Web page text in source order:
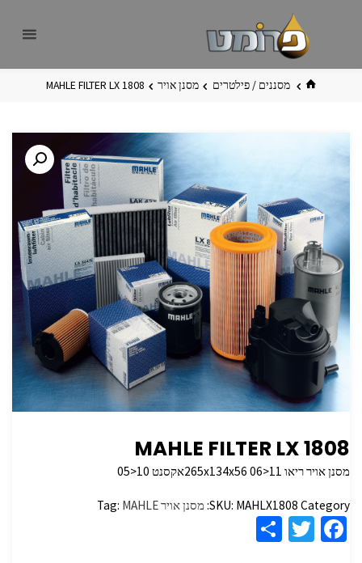
בית מסננים / פילטרים מסנן אויר MAHLE FILTER LX 1808
MAHLE FILTER LX 1808
מסנן אויר ריאו 265x134x56 06>11אקסנט 10<05
SKU: MAHLX1808 Category: מסנן אויר Tag: MAHLE
Fa
T